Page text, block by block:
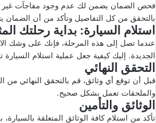
فحص الضمان يضمن لك عدم وجود مفاجآت غير
بالتحقق من كل التفاصيل وتأكد من أن الضمان
استلام السيارة: بداية رحلتك
عندما تصل إلى هذه المرحلة، فإنك على وشك
الجديدة. إليك كيفية جعل عملية استلام
التحقق النهائي
قبل أن توقع أي وثائق، قم بالتحقق النهائي من
والملحقات تعمل بشكل صحيح.
الوثائق والتأمين
تأكد من استلام كافة الوثائق المتعلقة